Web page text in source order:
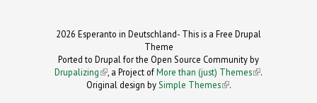
2026 Esperanto in Deutschland- This is a Free Drupal
Theme
Ported to Drupal for the Open Source Community by
Drupalizing(link is external)
, a Project ofMore than (just) Themes (link is
.
Original design by Simple Themes
(link is
.